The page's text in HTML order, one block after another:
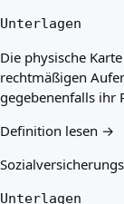
Unterlagen
Die physische
rechtmäßigen
gegebenenfalls ihr
Definition lesen →
Unterlagen